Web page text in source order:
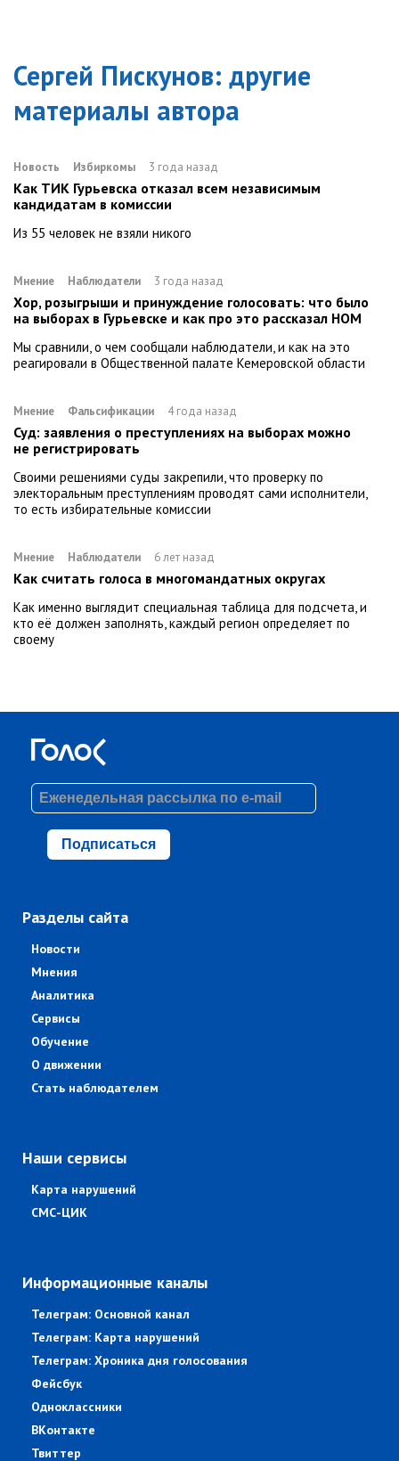
Сергей Пискунов: другие
материалы автора
Новость Избиркомы 3 года назад
Как ТИК Гурьевска отказал всем независимым
кандидатам в комиссии
Из 55 человек не взяли никого
Мнение Наблюдатели 3 года назад
Хор, розыгрыши и принуждение голосовать: что было
на выборах в Гурьевске и как про это рассказал НОМ
Мы сравнили, о чем сообщали наблюдатели, и как на это
реагировали в Общественной палате Кемеровской области
Мнение Фальсификации 4 года назад
Суд: заявления о преступлениях на выборах можно
не регистрировать
Своими решениями суды закрепили, что проверку по
электоральным преступлениям проводят сами исполнители,
то есть избирательные комиссии
Мнение Наблюдатели 6 лет назад
Как считать голоса в многомандатных округах
Как именно выглядит специальная таблица для подсчета, и
кто её должен заполнять, каждый регион определяет по
своему
Подписаться
Разделы сайта
Новости
Мнения
Аналитика
Сервисы
Обучение
О движении
Стать наблюдателем
Наши сервисы
Карта нарушений
СМС-ЦИК
Информационные каналы
Телеграм: Основной канал
Телеграм: Карта нарушений
Телеграм: Хроника дня голосования
Фейсбук
Одноклассники
ВКонтакте
Твиттер